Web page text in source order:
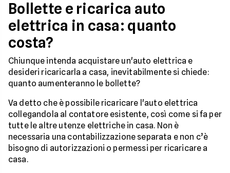
Bollette e ricarica auto
elettrica in casa: quanto
costa?
Chiunque intenda acquistare un'auto elettrica e
desideri ricaricarla a casa, inevitabilmente si chiede:
quanto aumenteranno le bollette?
Va detto che è possibile ricaricare l'auto elettrica
collegandola al contatore esistente, così come si fa per
tutte le altre utenze elettriche in casa. Non è
necessaria una contabilizzazione separata e non c’è
bisogno di autorizzazioni o permessi per ricaricare a
casa.